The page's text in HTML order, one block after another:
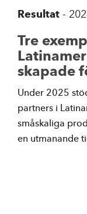
Resultat -
Tre
skapade
Under 2025
partners i
småskaliga
en utmanande